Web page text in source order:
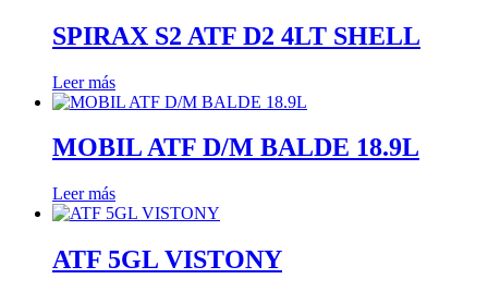
SPIRAX S2 ATF D2 4LT SHELL
Leer más
MOBIL ATF D/M BALDE 18.9L
Leer más
ATF 5GL VISTONY